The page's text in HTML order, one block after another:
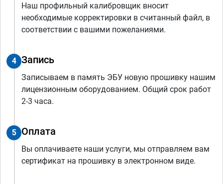
Наш профильный калибровщик вносит
необходимые корректировки в считанный файл, в
соответствии с вашими пожеланиями.
4 Запись
Записываем в память ЭБУ новую прошивку нашим
лицензионным оборудованием. Общий срок работ
2-3 часа.
5 Оплата
Вы оплачиваете наши услуги, мы отправляем вам
сертификат на прошивку в электронном виде.